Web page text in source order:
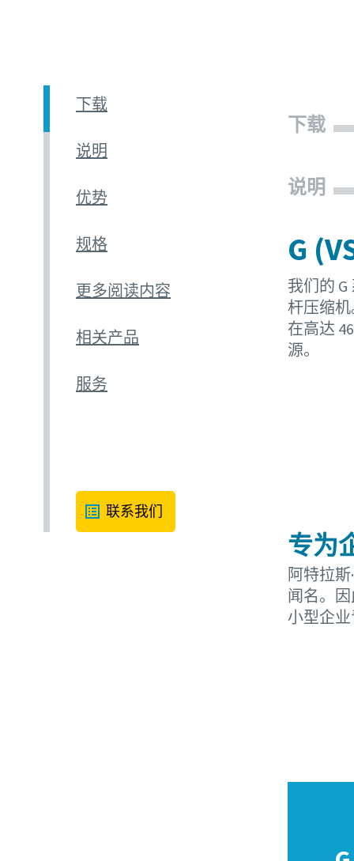
下载
说明
优势
规格
更多阅读内容
相关产品
服务
联系我们
下载
说明
G
我们的
杆压缩
在高达
源。
专为
阿特拉
闻名。
小型企